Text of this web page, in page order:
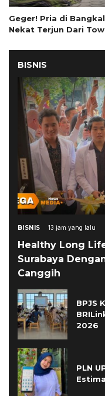
Geger! Pria di
Nekat Terjun Dari
BISNIS
BISNIS 13 jam yang lalu
Healthy Long
Surabaya
Canggih
BPJS
2026
PLN